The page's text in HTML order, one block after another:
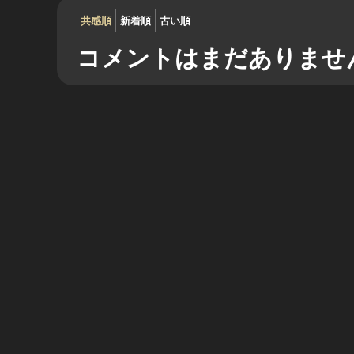
共感順 新着順 古い順
コメントはまだありませ